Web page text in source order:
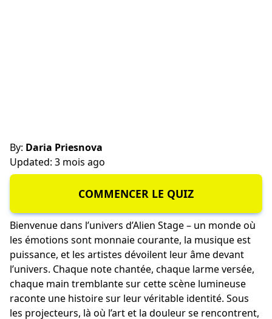
By: Daria Priesnova
Updated: 3 mois ago
COMMENCER LE QUIZ
Bienvenue dans l’univers d’Alien Stage – un monde où
les émotions sont monnaie courante, la musique est
puissance, et les artistes dévoilent leur âme devant
l’univers. Chaque note chantée, chaque larme versée,
chaque main tremblante sur cette scène lumineuse
raconte une histoire sur leur véritable identité. Sous
les projecteurs, là où l’art et la douleur se rencontrent,